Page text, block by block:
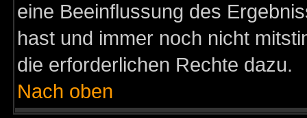
eine Beeinflussung des
hast und immer noch nicht
die erforderlichen Rechte dazu.
Nach oben